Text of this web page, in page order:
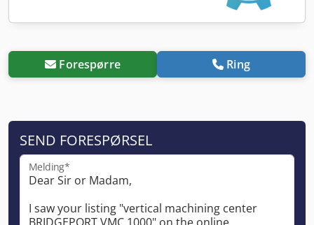
Forespørre Ring
SEND FORESPØRSEL
Melding*